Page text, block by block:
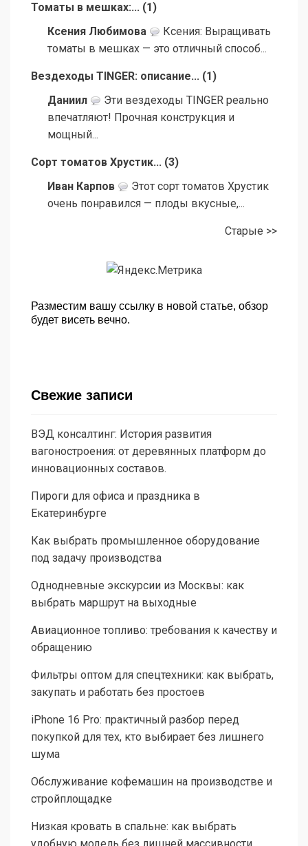
Томаты в мешках:... (1 )
Ксения Любимова
Ксения: Выращивать
томаты в мешках — это отличный способ...
Вездеходы TINGER: описание... (1 )
Даниил
Эти вездеходы TINGER реально
впечатляют! Прочная конструкция и
мощный...
Сорт томатов Хрустик... (3)
Иван Карпов
Этот сорт томатов Хрустик
очень понравился — плоды вкусные,...
Старые >>
Разместим вашу ссылку в новой статье, обзор
будет висеть вечно.
Свежие записи
ВЭД консалтинг: История развития
вагоностроения: от деревянных платформ до
инновационных составов.
Пироги для офиса и праздника в
Екатеринбурге
Как выбрать промышленное оборудование
под задачу производства
Однодневные экскурсии из Москвы: как
выбрать маршрут на выходные
Авиационное топливо: требования к качеству и
обращению
Фильтры оптом для спецтехники: как выбрать,
закупать и работать без простоев
iPhone 16 Pro: практичный разбор перед
покупкой для тех, кто выбирает без лишнего
шума
Обслуживание кофемашин на производстве и
стройплощадке
Низкая кровать в спальне: как выбрать
удобную модель без лишней массивности